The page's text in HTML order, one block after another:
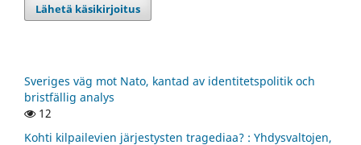
Lähetä käsikirjoitus
Sveriges väg mot Nato, kantad av identitetspolitik och
bristfällig analys
12
Kohti kilpailevien järjestysten tragediaa? : Yhdysvaltojen,